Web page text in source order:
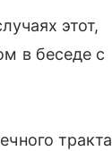
этот,
в беседе с
тракта